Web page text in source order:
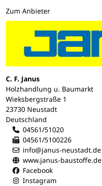
Zum Anbieter
C. F. Janus
Holzhandlung u. Baumarkt
Wieksbergstraße 1
23730 Neustadt
Deutschland
04561/51020
04561/5100226
info@janus-neustadt.de
www.janus-baustoffe.de
Facebook
Instagram